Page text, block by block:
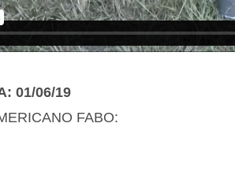
01/06/19
FABO: